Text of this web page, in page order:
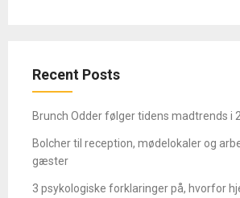
Recent Posts
Brunch Odder følger tidens madtrends i
Bolcher til reception, mødelokaler og
gæster
3 psykologiske forklaringer på, hvorfor